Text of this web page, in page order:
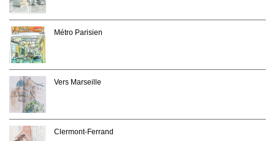
Métro Parisien
Vers Marseille
Clermont-Ferrand